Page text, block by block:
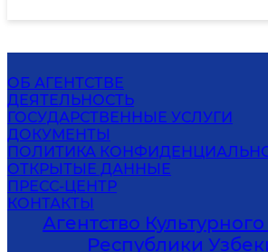
ОБ АГЕНТСТВЕ
ДЕЯТЕЛЬНОСТЬ
ГОСУДАРСТВЕННЫЕ УСЛУГИ
ДОКУМЕНТЫ
ПОЛИТИКА
ОТКРЫТЫЕ ДАННЫЕ
ПРЕСС-ЦЕНТР
КОНТАКТЫ
Агентство
Республики